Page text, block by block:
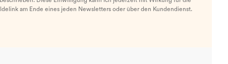
am Ende eines jeden Newsletters oder über den Kundendienst.